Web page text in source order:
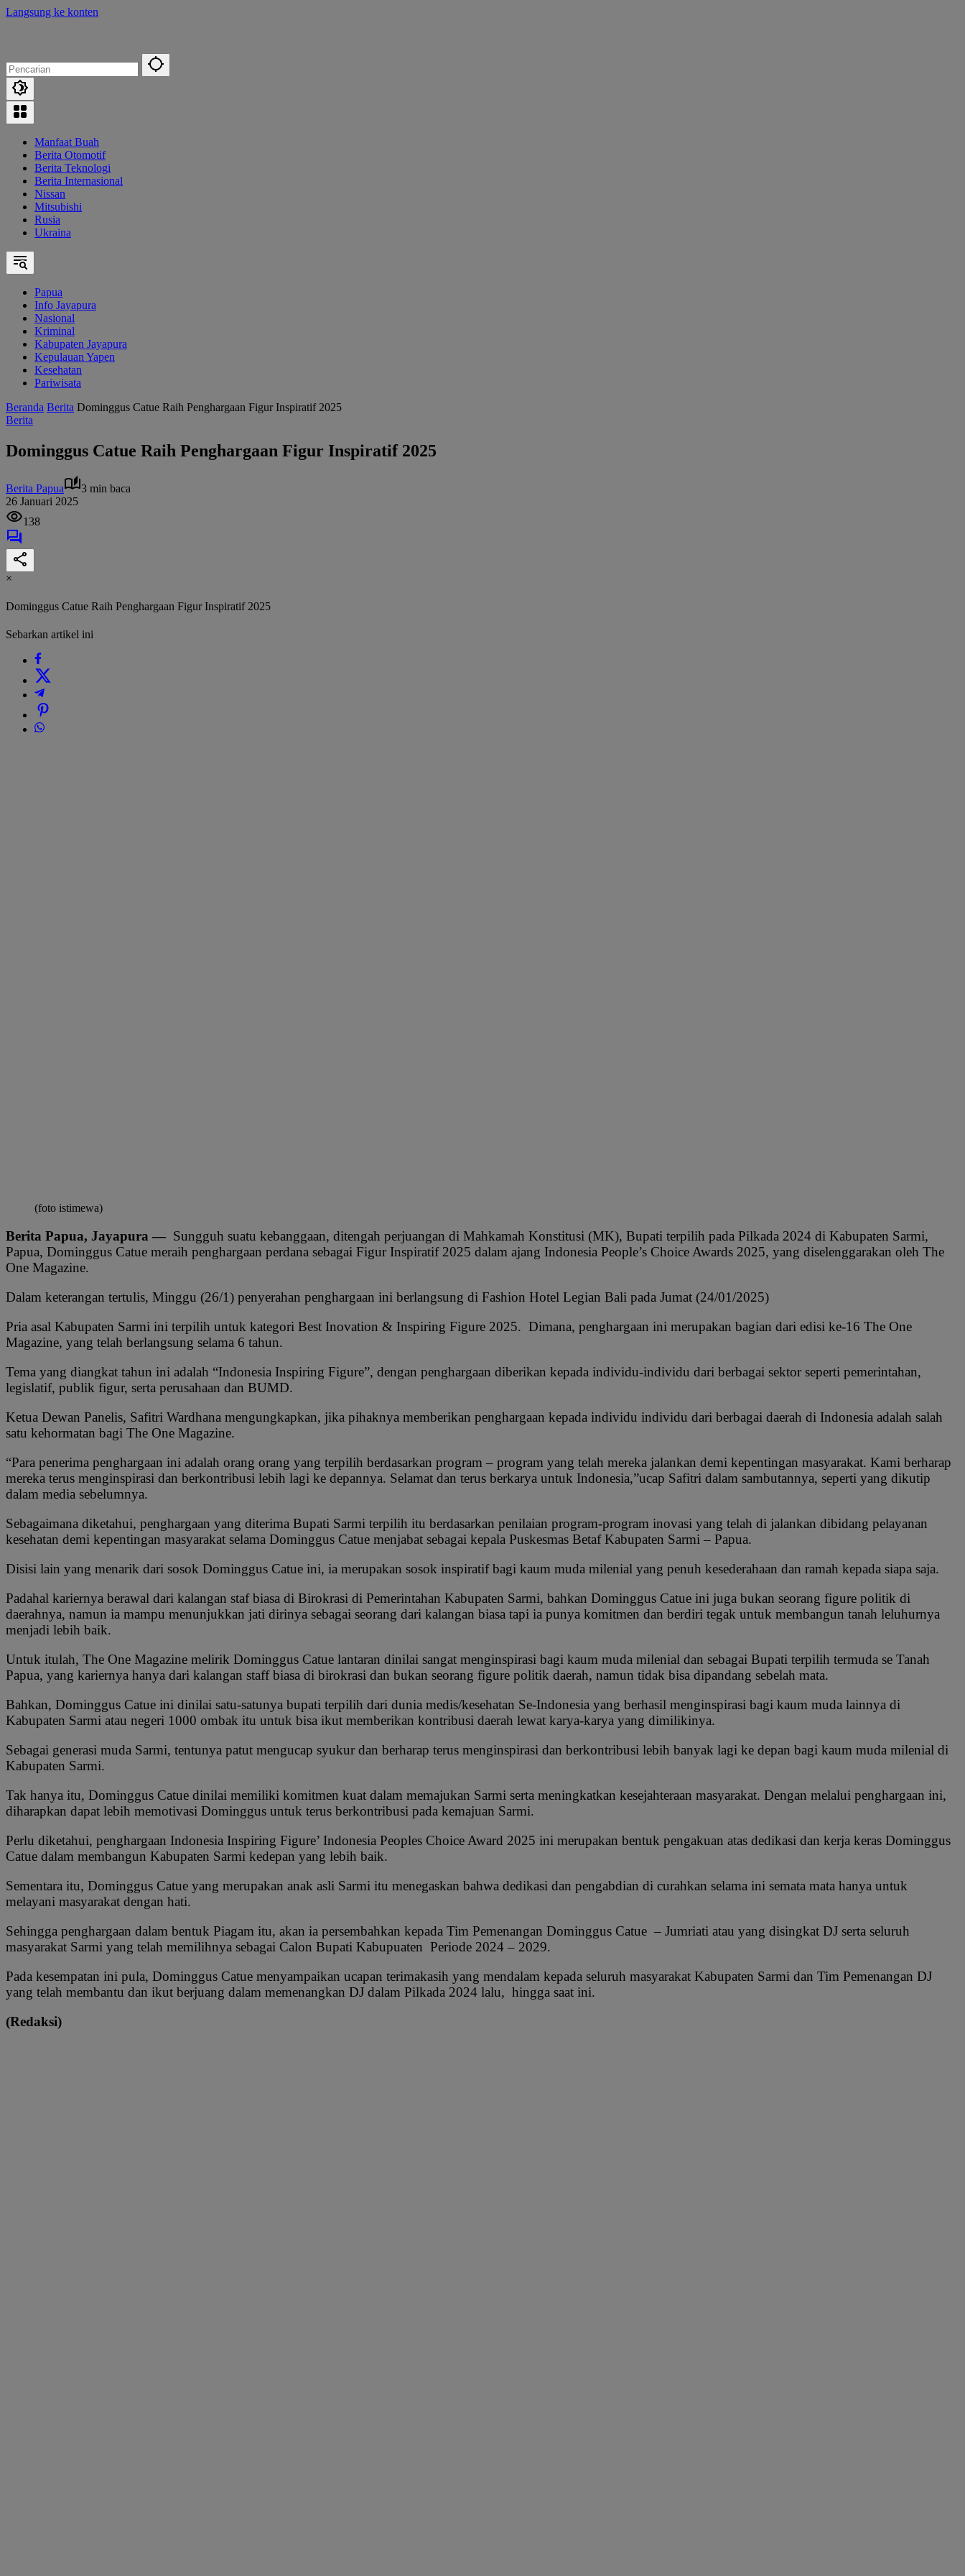
Langsung ke konten
Manfaat Buah
Berita Otomotif
Berita Teknologi
Berita Internasional
Nissan
Mitsubishi
Rusia
Ukraina
Papua
Info Jayapura
Nasional
Kriminal
Kabupaten Jayapura
Kepulauan Yapen
Kesehatan
Pariwisata
Beranda Berita Dominggus Catue Raih Penghargaan Figur Inspiratif 2025
Berita
Dominggus Catue Raih Penghargaan Figur Inspiratif 2025
Berita Papua
3 min baca
26 Januari 2025
138
×
Dominggus Catue Raih Penghargaan Figur Inspiratif 2025
Sebarkan artikel ini
(foto istimewa)
Berita Papua, Jayapura — Sungguh suatu kebanggaan, ditengah perjuangan di Mahkamah Konstitusi (MK), Bupati terpilih pada Pilkada 2024 di Kabupaten Sarmi,
Papua, Dominggus Catue meraih penghargaan perdana sebagai Figur Inspiratif 2025 dalam ajang Indonesia People’s Choice Awards 2025, yang diselenggarakan oleh The
One Magazine.
Dalam keterangan tertulis, Minggu (26/1) penyerahan penghargaan ini berlangsung di Fashion Hotel Legian Bali pada Jumat (24/01/2025)
Pria asal Kabupaten Sarmi ini terpilih untuk kategori Best Inovation & Inspiring Figure 2025. Dimana, penghargaan ini merupakan bagian dari edisi ke-16 The One
Magazine, yang telah berlangsung selama 6 tahun.
Tema yang diangkat tahun ini adalah “Indonesia Inspiring Figure”, dengan penghargaan diberikan kepada individu-individu dari berbagai sektor seperti pemerintahan,
legislatif, publik figur, serta perusahaan dan BUMD.
Ketua Dewan Panelis, Safitri Wardhana mengungkapkan, jika pihaknya memberikan penghargaan kepada individu individu dari berbagai daerah di Indonesia adalah salah
satu kehormatan bagi The One Magazine.
“Para penerima penghargaan ini adalah orang orang yang terpilih berdasarkan program – program yang telah mereka jalankan demi kepentingan masyarakat. Kami berharap
mereka terus menginspirasi dan berkontribusi lebih lagi ke depannya. Selamat dan terus berkarya untuk Indonesia,”ucap Safitri dalam sambutannya, seperti yang dikutip
dalam media sebelumnya.
Sebagaimana diketahui, penghargaan yang diterima Bupati Sarmi terpilih itu berdasarkan penilaian program-program inovasi yang telah di jalankan dibidang pelayanan
kesehatan demi kepentingan masyarakat selama Dominggus Catue menjabat sebagai kepala Puskesmas Betaf Kabupaten Sarmi – Papua.
Disisi lain yang menarik dari sosok Dominggus Catue ini, ia merupakan sosok inspiratif bagi kaum muda milenial yang penuh kesederahaan dan ramah kepada siapa saja.
Padahal kariernya berawal dari kalangan staf biasa di Birokrasi di Pemerintahan Kabupaten Sarmi, bahkan Dominggus Catue ini juga bukan seorang figure politik di
daerahnya, namun ia mampu menunjukkan jati dirinya sebagai seorang dari kalangan biasa tapi ia punya komitmen dan berdiri tegak untuk membangun tanah leluhurnya
menjadi lebih baik.
Untuk itulah, The One Magazine melirik Dominggus Catue lantaran dinilai sangat menginspirasi bagi kaum muda milenial dan sebagai Bupati terpilih termuda se Tanah
Papua, yang kariernya hanya dari kalangan staff biasa di birokrasi dan bukan seorang figure politik daerah, namun tidak bisa dipandang sebelah mata.
Bahkan, Dominggus Catue ini dinilai satu-satunya bupati terpilih dari dunia medis/kesehatan Se-Indonesia yang berhasil menginspirasi bagi kaum muda lainnya di
Kabupaten Sarmi atau negeri 1000 ombak itu untuk bisa ikut memberikan kontribusi daerah lewat karya-karya yang dimilikinya.
Sebagai generasi muda Sarmi, tentunya patut mengucap syukur dan berharap terus menginspirasi dan berkontribusi lebih banyak lagi ke depan bagi kaum muda milenial di
Kabupaten Sarmi.
Tak hanya itu, Dominggus Catue dinilai memiliki komitmen kuat dalam memajukan Sarmi serta meningkatkan kesejahteraan masyarakat. Dengan melalui penghargaan ini,
diharapkan dapat lebih memotivasi Dominggus untuk terus berkontribusi pada kemajuan Sarmi.
Perlu diketahui, penghargaan Indonesia Inspiring Figure’ Indonesia Peoples Choice Award 2025 ini merupakan bentuk pengakuan atas dedikasi dan kerja keras Dominggus
Catue dalam membangun Kabupaten Sarmi kedepan yang lebih baik.
Sementara itu, Dominggus Catue yang merupakan anak asli Sarmi itu menegaskan bahwa dedikasi dan pengabdian di curahkan selama ini semata mata hanya untuk
melayani masyarakat dengan hati.
Sehingga penghargaan dalam bentuk Piagam itu, akan ia persembahkan kepada Tim Pemenangan Dominggus Catue – Jumriati atau yang disingkat DJ serta seluruh
masyarakat Sarmi yang telah memilihnya sebagai Calon Bupati Kabupuaten Periode 2024 – 2029.
Pada kesempatan ini pula, Dominggus Catue menyampaikan ucapan terimakasih yang mendalam kepada seluruh masyarakat Kabupaten Sarmi dan Tim Pemenangan DJ
yang telah membantu dan ikut berjuang dalam memenangkan DJ dalam Pilkada 2024 lalu, hingga saat ini.
(Redaksi)